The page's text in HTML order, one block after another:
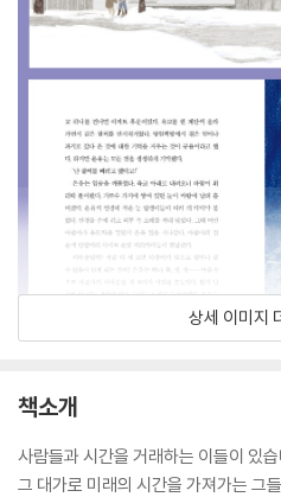
상세 이미지
책소개
사람들과 시간을 거래하는 이들이 있
그 대가로 미래의 시간을 가져가는 그